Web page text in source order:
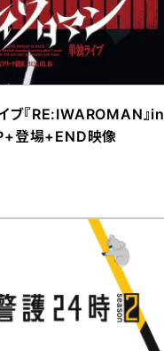
ブ『RE:IWAROMAN』in
登場+END映像